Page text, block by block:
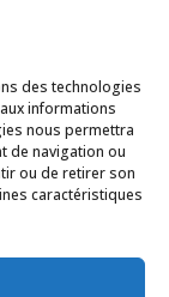
des technologies
informations
nous permettra
de navigation ou
ou de retirer son
caractéristiques
la